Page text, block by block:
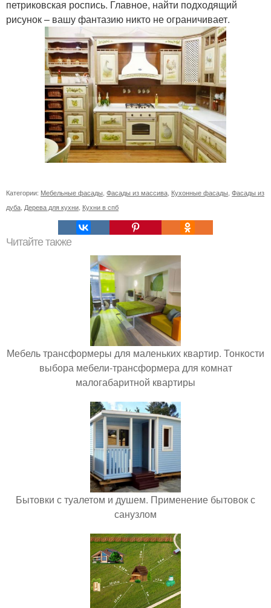
петриковская роспись. Главное, найти подходящий
рисунок – вашу фантазию никто не ограничивает.
Категории: Мебельные фасады, Фасады из массива, Кухонные фасады, Фасады из
дуба, Дерева для кухни, Кухни в спб
Читайте также
Мебель трансформеры для маленьких квартир. Тонкости
выбора мебели-трансформера для комнат
малогабаритной квартиры
Бытовки с туалетом и душем. Применение бытовок с
санузлом